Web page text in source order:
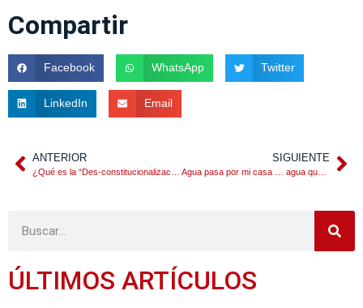
Compartir
Facebook WhatsApp Twitter
LinkedIn Email
ANTERIOR SIGUIENTE
Agua pasa por mi casa … agua que no has de beber…
ÚLTIMOS ARTÍCULOS